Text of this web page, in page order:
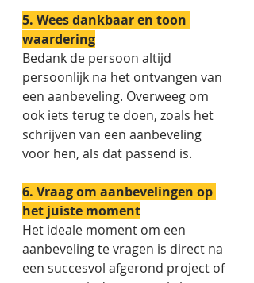
5. Wees dankbaar en toon
waardering
Bedank de persoon altijd
persoonlijk na het ontvangen van
een aanbeveling. Overweeg om
ook iets terug te doen, zoals het
schrijven van een aanbeveling
voor hen, als dat passend is.
6. Vraag om aanbevelingen op
het juiste moment
Het ideale moment om een
aanbeveling te vragen is direct na
een succesvol afgerond project of